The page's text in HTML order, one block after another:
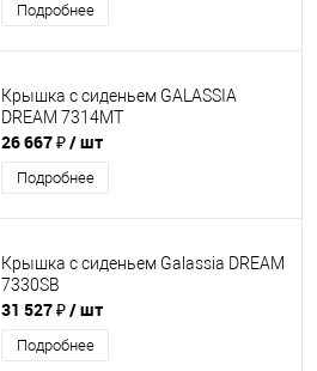
Подробнее
Крышка с сиденьем GALASSIA
DREAM 7314MT
26 667 ₽/ шт
Подробнее
Крышка с сиденьем Galassia DREAM
7330SB
31 527 ₽/ шт
Подробнее